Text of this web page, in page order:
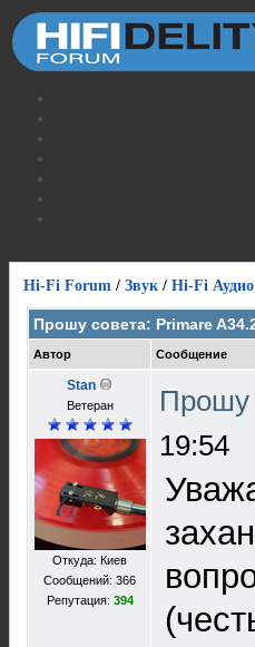
Hi-Fi Forum / Звук / Hi-Fi Аудио
Прошу совета: Primare
Автор Сообщение
Stan
Ветеран
Откуда: Киев
Сообщений: 366
Репутация: 394
Прошу
19:54